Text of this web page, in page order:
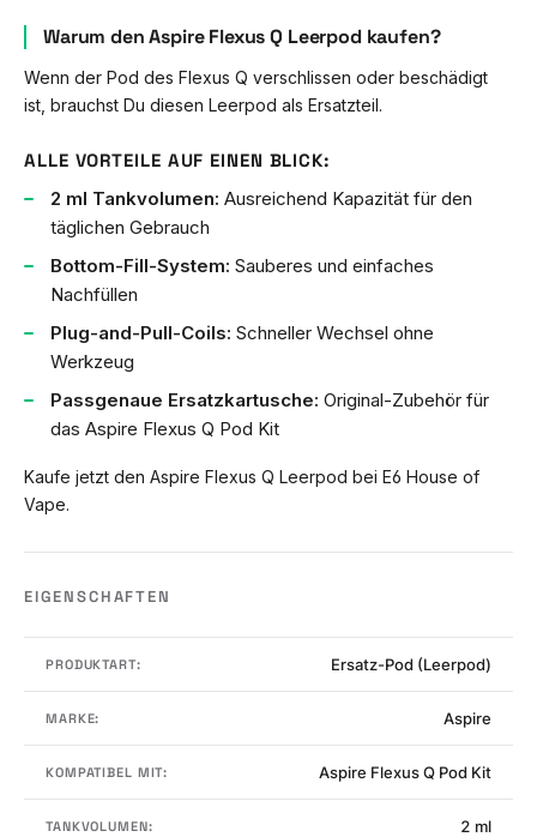
Warum den Aspire Flexus Q Leerpod kaufen?
Wenn der Pod des Flexus Q verschlissen oder beschädigt
ist, brauchst Du diesen Leerpod als Ersatzteil.
ALLE VORTEILE AUF EINEN BLICK:
2 ml Tankvolumen: Ausreichend Kapazität für den
täglichen Gebrauch
Bottom-Fill-System: Sauberes und einfaches
Nachfüllen
Plug-and-Pull-Coils: Schneller Wechsel ohne
Werkzeug
Passgenaue Ersatzkartusche: Original-Zubehör für
das Aspire Flexus Q Pod Kit
Kaufe jetzt den Aspire Flexus Q Leerpod bei E6 House of
Vape.
EIGENSCHAFTEN
PRODUKTART: Ersatz-Pod (Leerpod)
MARKE: Aspire
KOMPATIBEL MIT: Aspire Flexus Q Pod Kit
TANKVOLUMEN: 2 ml